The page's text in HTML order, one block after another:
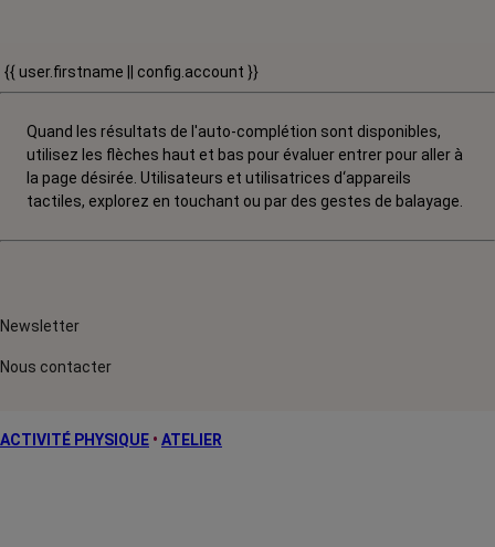
{{ user.firstname || config.account }}
Quand les résultats de l'auto-complétion sont disponibles,
utilisez les flèches haut et bas pour évaluer entrer pour aller à
la page désirée. Utilisateurs et utilisatrices d‘appareils
tactiles, explorez en touchant ou par des gestes de balayage.
Newsletter
Nous contacter
ACTIVITÉ PHYSIQUE • ATELIER